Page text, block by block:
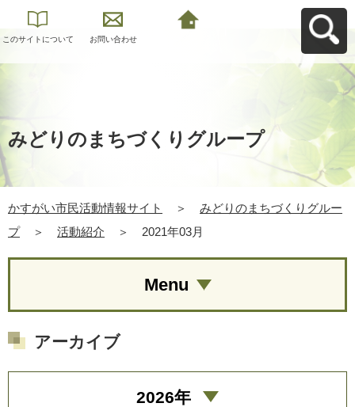
このサイトについて お問い合わせ
みどりのまちづくりグループ
かすがい市民活動情報サイト ＞
みどりのまちづくりグルー
プ
＞ 活動紹介 ＞ 2021年03月
Menu
アーカイブ
2026年